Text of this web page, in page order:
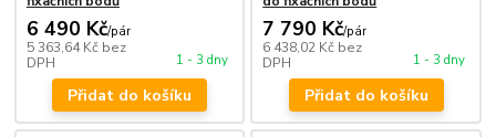
6 490 Kč/pár
5 363,64 Kč bez
DPH
1 - 3 dny
Přidat do košíku
7 790 Kč/pár
6 438,02 Kč bez
DPH
1 - 3 dny
Přidat do košíku